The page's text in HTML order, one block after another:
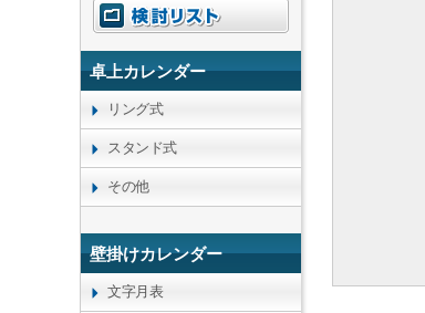
卓上カレンダー
リング式
スタンド式
その他
壁掛けカレンダー
文字月表